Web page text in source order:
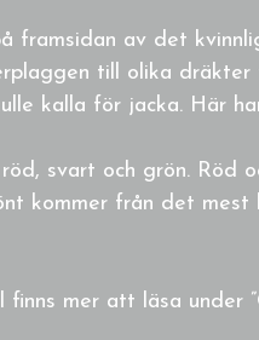
framsidan av det
till olika
kalla för jacka. Här
svart och grön. Röd
kommer från det
mer att läsa under